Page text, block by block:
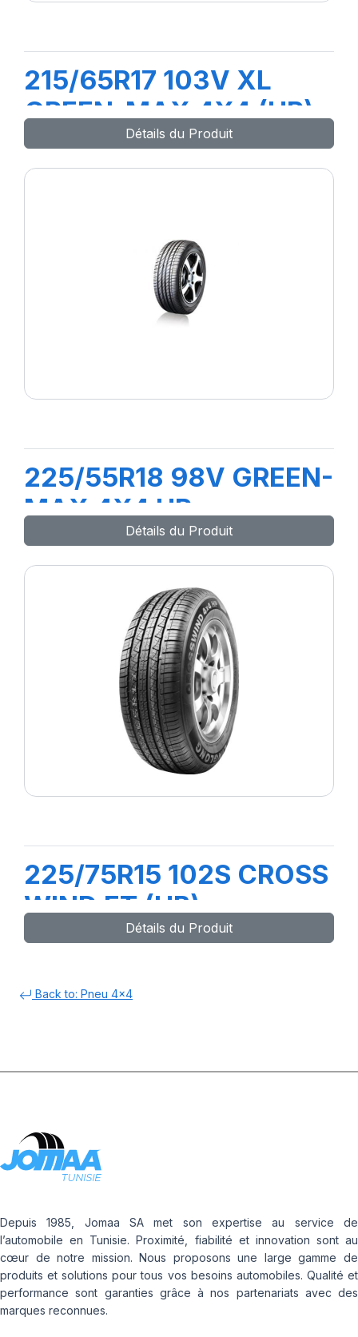
215/65R17 103V XL
GREEN-MAX 4X4 (HP)
Détails du Produit
225/55R18 98V GREEN-
MAX 4X4 HP
Détails du Produit
225/75R15 102S CROSS
WIND ET (HB)
Détails du Produit
Back to: Pneu 4x4
Depuis 1985, Jomaa SA met son expertise au service de
l’automobile en Tunisie. Proximité, fiabilité et innovation sont au
cœur de notre mission. Nous proposons une large gamme de
produits et solutions pour tous vos besoins automobiles. Qualité et
performance sont garanties grâce à nos partenariats avec des
marques reconnues.